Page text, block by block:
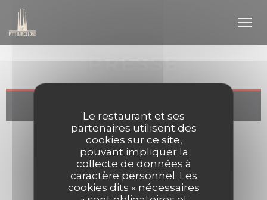
Le restaurant et ses
partenaires utilisent des
cookies sur ce site,
pouvant impliquer la
collecte de données à
caractère personnel. Les
cookies dits « nécessaires
PRESSE